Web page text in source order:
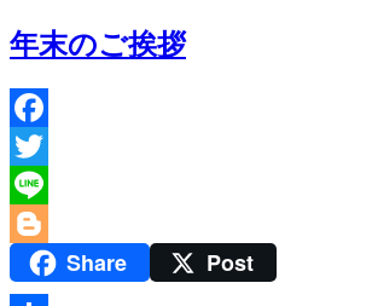
年末のご挨拶
Facebook
Twitter
Line
BloggerShare Post